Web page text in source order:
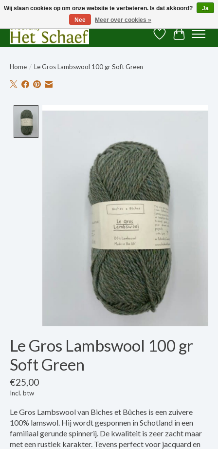
Verlanglijst
Home / Le Gros Lambswool 100 gr Soft Green
Product image slideshow Items
Le Gros Lambswool 100 gr
Soft Green
€25,00
Incl. btw
Le Gros Lambswool van Biches et Bûches is een zuivere
100% lamswol. Hij wordt gesponnen in Schotland in een
familiaal gerunde spinnerij. De kwaliteit is zeer zacht maar
met een rustiek karakter. Tevens perfect voor jacquard en
Wij slaan cookies op om onze website te verbeteren. Is dat akkoord?
Ja
Nee
Meer over cookies »